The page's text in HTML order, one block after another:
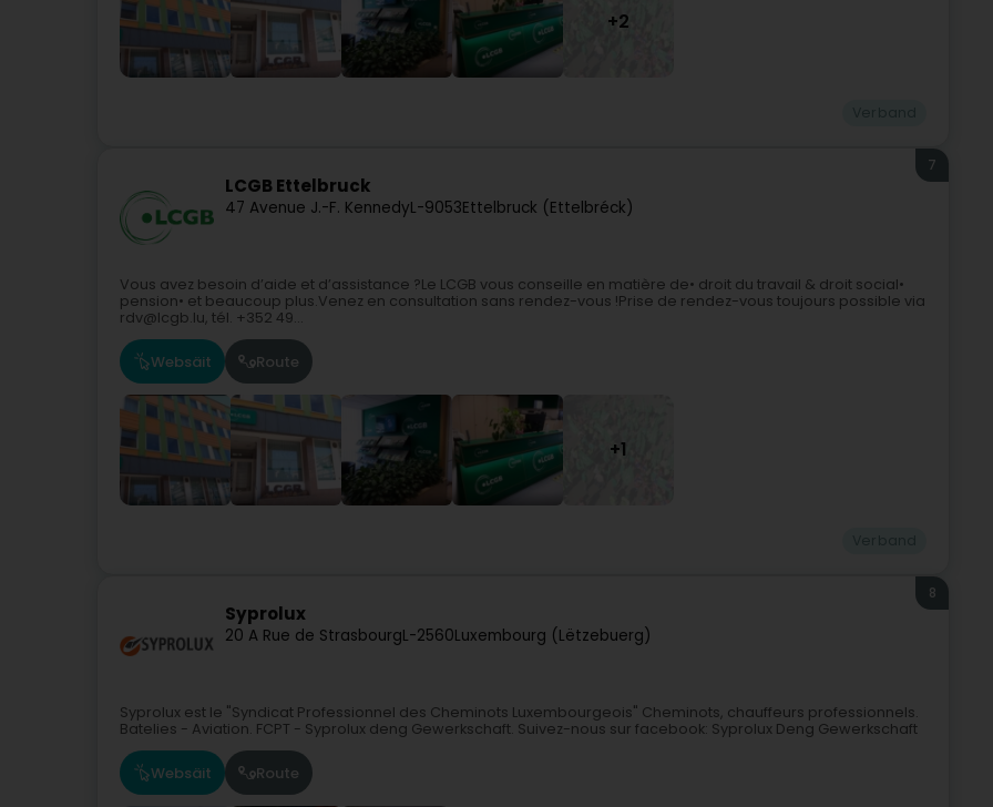
+2
LCGB Ettelbruck
47 Avenue J.-F. KennedyL-9053Ettelbruck (Ettelbréck)
7
Vous avez besoin d’aide et d’assistance ?Le LCGB vous conseille en matière de• droit du travail & droit social•
pension• et beaucoup plus.Venez en consultation sans rendez-vous !Prise de rendez-vous toujours possible via
rdv@lcgb.lu, tél. +352 49...
Websäit Route
+1
Syprolux
20 A Rue de StrasbourgL-2560Luxembourg (Lëtzebuerg)
8
Syprolux est le "Syndicat Professionnel des Cheminots Luxembourgeois" Cheminots, chauffeurs professionnels.
Batelies - Aviation. FCPT - Syprolux deng Gewerkschaft. Suivez-nous sur facebook: Syprolux Deng Gewerkschaft
Websäit Route